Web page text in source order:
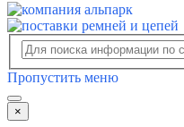
Пропустить меню
×